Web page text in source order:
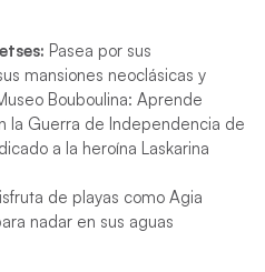
Pasea por sus
mansiones neoclásicas y
Bouboulina: Aprende
la Guerra de Independencia de
a la heroína Laskarina
de playas como Agia
nadar en sus aguas